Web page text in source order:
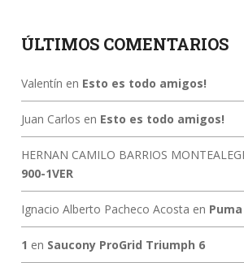
ÚLTIMOS COMENTARIOS
Valentín en Esto es todo amigos!
Juan Carlos en Esto es todo amigos!
HERNAN CAMILO BARRIOS
900-1VER
Ignacio Alberto Pacheco Acosta en
1 en Saucony ProGrid Triumph 6